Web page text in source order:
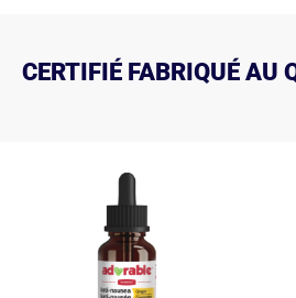
CERTIFIÉ FABRIQUÉ AU